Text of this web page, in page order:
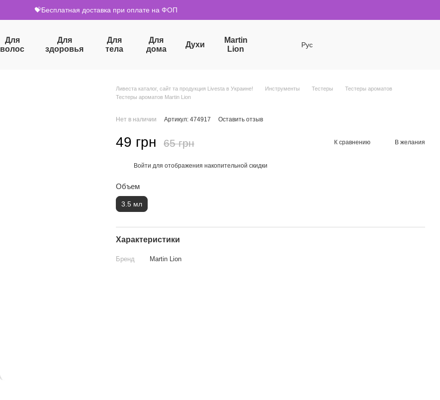
💝Бесплатная доставка при оплате на ФОП
Для
волос
Для
здоровья
Для
тела
Для
дома
Духи
Martin
Lion
Рус
Ливеста каталог, сайт та продукция Livesta в Украине! Инструменты Тестеры
Тестеры ароматов
Тестеры ароматов Martin Lion
Нет в наличии Артикул: 474917 Оставить отзыв
49 грн 65 грн К сравнению В желания
Войти для отображения накопительной скидки
Объем
3.5 мл
Характеристики
Бренд Martin Lion